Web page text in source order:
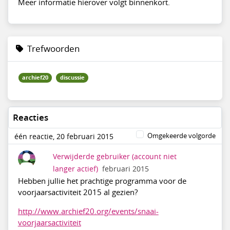
Trefwoorden
archief20 discussie
Reacties
één reactie, 20 februari 2015 Omgekeerde volgorde
Verwijderde gebruiker (account niet
langer actief) februari 2015
Hebben jullie het prachtige programma voor de
voorjaarsactiviteit 2015 al gezien?
http://www.archief20.org/events/snaai-
voorjaarsactiviteit